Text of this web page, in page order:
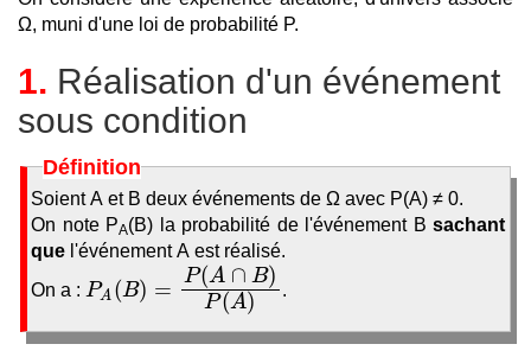
Ω, muni d'une loi de probabilité P.
1. Réalisation d'un événement
sous condition
Définition
Soient A et B deux événements de Ω avec P(A) ≠ 0.
On note PA(B) la probabilité de l'événement Bsachant
que l'événement A est réalisé.
On a :
.